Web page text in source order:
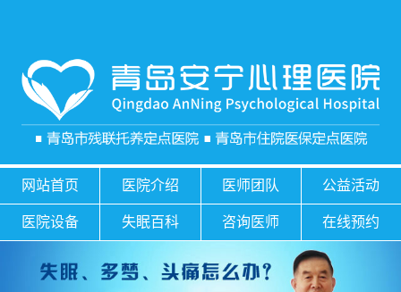
网站首页 医院介绍 医师团队 公益活动
医院设备 失眠百科 咨询医师 在线预约